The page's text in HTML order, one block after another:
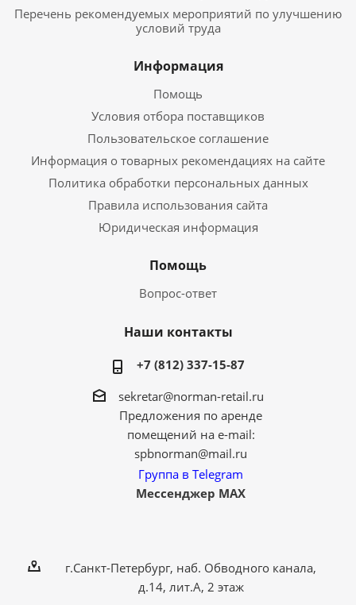
Перечень рекомендуемых мероприятий по улучшению
условий труда
Информация
Помощь
Условия отбора поставщиков
Пользовательское соглашение
Информация о товарных рекомендациях на сайте
Политика обработки персональных данных
Правила использования сайта
Юридическая информация
Помощь
Вопрос-ответ
Наши контакты
+7 (812) 337-15-87
sekretar@norman-retail.ru
Предложения по аренде
помещений на e-mail:
spbnorman@mail.ru
Группа в Telegram
Мессенджер MAX
г.Санкт-Петербург, наб. Обводного канала,
д.14, лит.А, 2 этаж